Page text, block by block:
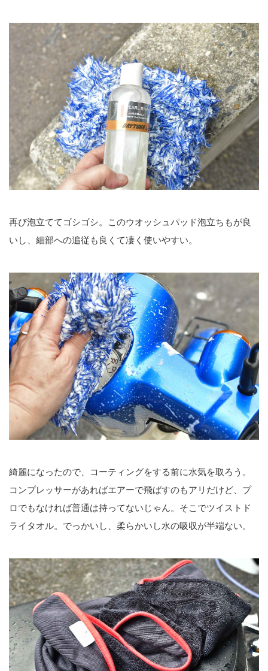
再び泡立ててゴシゴシ。このウオッシュパッド泡立ちもが良
いし、細部への追従も良くて凄く使いやすい。
綺麗になったので、コーティングをする前に水気を取ろう。
コンプレッサーがあればエアーで飛ばすのもアリだけど、プ
ロでもなければ普通は持ってないじゃん。そこでツイストド
ライタオル。でっかいし、柔らかいし水の吸収が半端ない。